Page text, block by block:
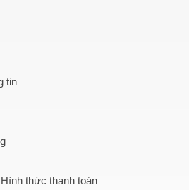
tin
thức thanh toán